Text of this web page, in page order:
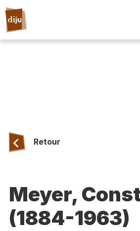
Retour
Meyer,
(1884-1963)